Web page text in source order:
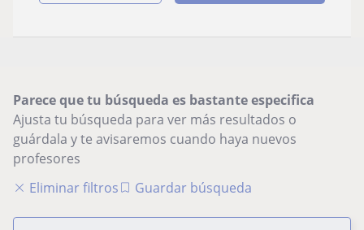
Parece que tu búsqueda es bastante especifica
Ajusta tu búsqueda para ver más resultados o
guárdala y te avisaremos cuando haya nuevos
profesores
Eliminar filtros
Guardar búsqueda